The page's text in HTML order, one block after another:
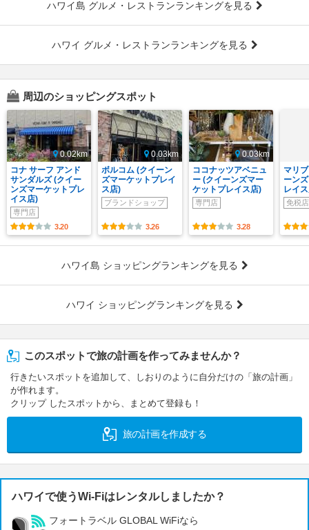
ハワイ島 グルメ・レストランランキングを見る
ハワイ グルメ・レストランランキングを見る
周辺のショッピングスポット
0.02km
コナ サーフ アンド
サンダルズ (クイー
ンズマーケットプレ
イス店)
専門店
3.20
0.03km
ボルコム (クイーン
ズマーケットプレイ
ス店)
ブランドショップ
3.26
0.03km
ココナッツアベニュ
ー (クイーンズマー
ケットプレイス店)
専門店
3.28
マリ
ーン
レイ
免税店
ハワイ島 ショッピングランキングを見る
ハワイ ショッピングランキングを見る
このスポットで旅の計画を作ってみませんか？
行きたいスポットを追加して、しおりのように自分だけの「旅の計画」
が作れます。
クリップ したスポットから、まとめて登録も！
旅の計画を作成する
ハワイで使うWi-Fiはレンタルしましたか？
フォートラベル GLOBAL WiFiなら